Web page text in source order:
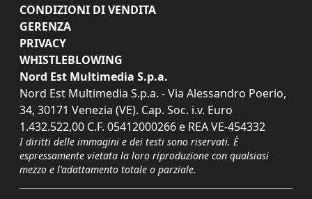
CONDIZIONI DI VENDITA
GERENZA
PRIVACY
WHISTLEBLOWING
Nord Est Multimedia S.p.a.
Nord Est Multimedia S.p.a. - Via Alessandro Poerio,
34, 30171 Venezia (VE). Cap. Soc. i.v. Euro
1.432.522,00 C.F. 05412000266 e REA VE-454332
I diritti delle immagini e dei testi sono riservati. È
espressamente vietata la loro riproduzione con qualsiasi
mezzo e l'adattamento totale o parziale.